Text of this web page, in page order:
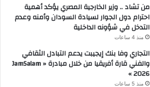
من تشاد .. وزير الخارجية المصري يؤكد أهمية
احترام دول الجوار لسيادة السودان وأمنه وعدم
التدخل في شؤونه الداخلية
منذ 4 ساعات
التجاري وفا بنك إيجيبت يدعم التبادل الثقافي
والفني قارة أفريقيا من خلال مبادرة « JamSalam
2026 »
منذ 5 ساعات